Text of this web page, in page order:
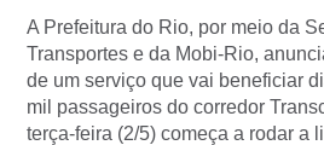
A Prefeitura do Rio, por meio da
Transportes e da Mobi-Rio,
de um serviço que vai beneficiar
mil passageiros do corredor
terça-feira (2/5) começa a rodar a